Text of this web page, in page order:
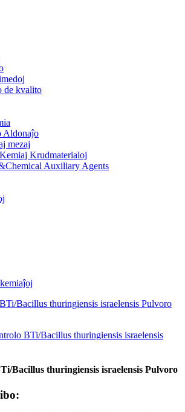
de kvalito
Aldonaĵo
mezaj
Krudmaterialoj
Auxiliary Agents
Bacillus thuringiensis israelensis Pulvoro